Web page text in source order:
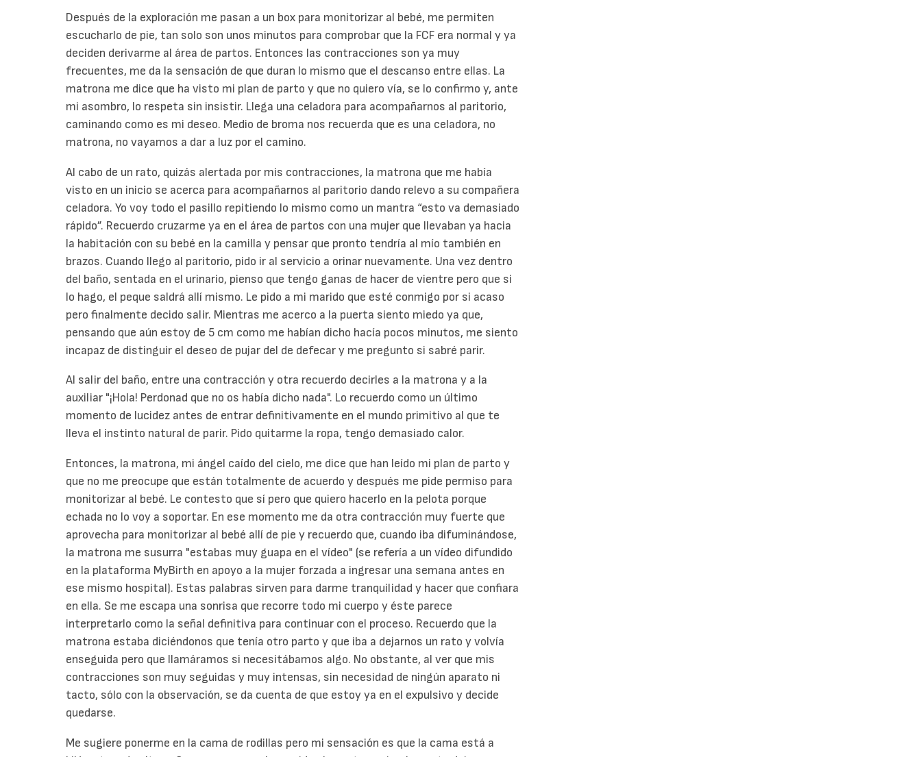
Después de la exploración me pasan a un box para monitorizar al bebé, me permiten
escucharlo de pie, tan solo son unos minutos para comprobar que la FCF era normal y ya
deciden derivarme al área de partos. Entonces las contracciones son ya muy
frecuentes, me da la sensación de que duran lo mismo que el descanso entre ellas. La
matrona me dice que ha visto mi plan de parto y que no quiero vía, se lo confirmo y, ante
mi asombro, lo respeta sin insistir. Llega una celadora para acompañarnos al paritorio,
caminando como es mi deseo. Medio de broma nos recuerda que es una celadora, no
matrona, no vayamos a dar a luz por el camino.
Al cabo de un rato, quizás alertada por mis contracciones, la matrona que me había
visto en un inicio se acerca para acompañarnos al paritorio dando relevo a su compañera
celadora. Yo voy todo el pasillo repitiendo lo mismo como un mantra “esto va demasiado
rápido”. Recuerdo cruzarme ya en el área de partos con una mujer que llevaban ya hacia
la habitación con su bebé en la camilla y pensar que pronto tendría al mío también en
brazos. Cuando llego al paritorio, pido ir al servicio a orinar nuevamente. Una vez dentro
del baño, sentada en el urinario, pienso que tengo ganas de hacer de vientre pero que si
lo hago, el peque saldrá allí mismo. Le pido a mi marido que esté conmigo por si acaso
pero finalmente decido salir. Mientras me acerco a la puerta siento miedo ya que,
pensando que aún estoy de 5 cm como me habían dicho hacía pocos minutos, me siento
incapaz de distinguir el deseo de pujar del de defecar y me pregunto si sabré parir.
Al salir del baño, entre una contracción y otra recuerdo decirles a la matrona y a la
auxiliar "¡Hola! Perdonad que no os había dicho nada". Lo recuerdo como un último
momento de lucidez antes de entrar definitivamente en el mundo primitivo al que te
lleva el instinto natural de parir. Pido quitarme la ropa, tengo demasiado calor.
Entonces, la matrona, mi ángel caído del cielo, me dice que han leído mi plan de parto y
que no me preocupe que están totalmente de acuerdo y después me pide permiso para
monitorizar al bebé. Le contesto que sí pero que quiero hacerlo en la pelota porque
echada no lo voy a soportar. En ese momento me da otra contracción muy fuerte que
aprovecha para monitorizar al bebé allí de pie y recuerdo que, cuando iba difuminándose,
la matrona me susurra "estabas muy guapa en el vídeo" (se refería a un vídeo difundido
en la plataforma MyBirth en apoyo a la mujer forzada a ingresar una semana antes en
ese mismo hospital). Estas palabras sirven para darme tranquilidad y hacer que confiara
en ella. Se me escapa una sonrisa que recorre todo mi cuerpo y éste parece
interpretarlo como la señal definitiva para continuar con el proceso. Recuerdo que la
matrona estaba diciéndonos que tenía otro parto y que iba a dejarnos un rato y volvía
enseguida pero que llamáramos si necesitábamos algo. No obstante, al ver que mis
contracciones son muy seguidas y muy intensas, sin necesidad de ningún aparato ni
tacto, sólo con la observación, se da cuenta de que estoy ya en el expulsivo y decide
quedarse.
Me sugiere ponerme en la cama de rodillas pero mi sensación es que la cama está a